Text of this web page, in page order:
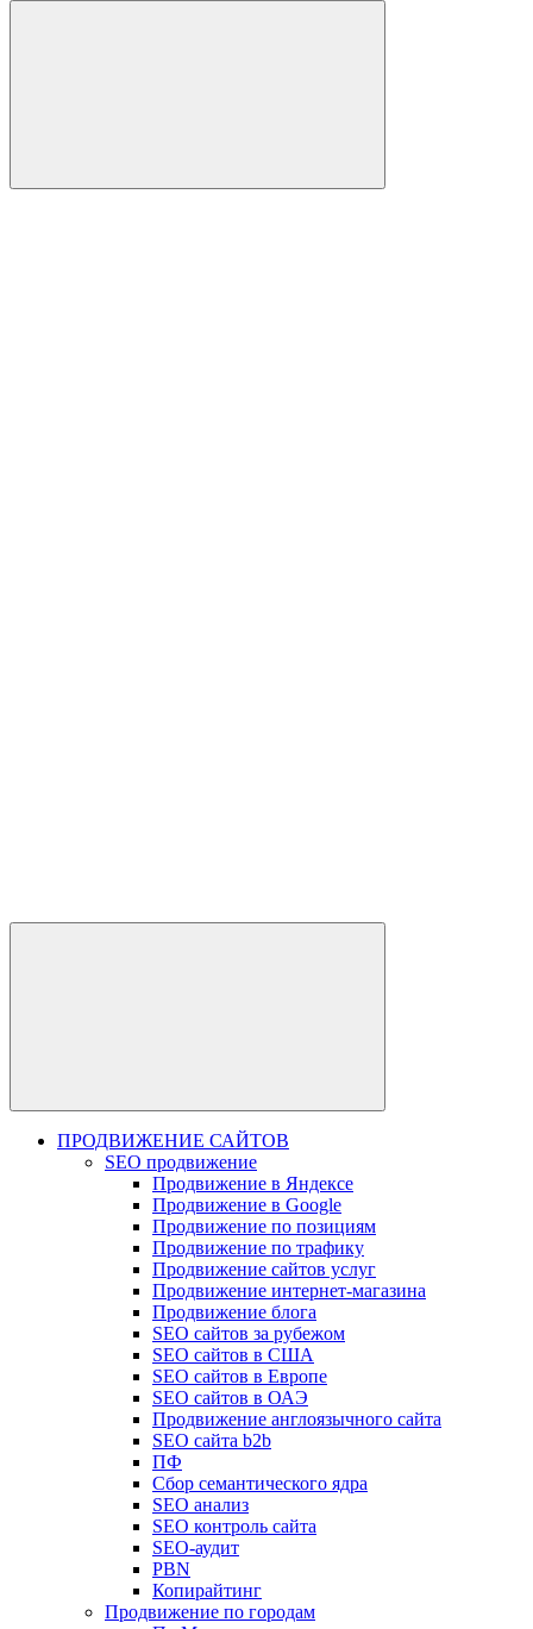
ПРОДВИЖЕНИЕ САЙТОВ
SEO продвижение
Продвижение в Яндексе
Продвижение в Google
Продвижение по позициям
Продвижение по трафику
Продвижение сайтов услуг
Продвижение интернет-магазина
Продвижение блога
SEO сайтов за рубежом
SEO сайтов в США
SEO сайтов в Европе
SEO сайтов в ОАЭ
Продвижение англоязычного сайта
SEO сайта b2b
ПФ
Сбор семантического ядра
SEO анализ
SEO контроль сайта
SEO-аудит
PBN
Копирайтинг
Продвижение по городам